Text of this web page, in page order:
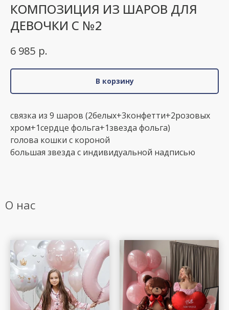
КОМПОЗИЦИЯ ИЗ ШАРОВ ДЛЯ
ДЕВОЧКИ С №2
6 985 р.
В корзину
связка из 9 шаров (2белых+3конфетти+2розовых
хром+1сердце фольга+1звезда фольга)
голова кошки с короной
большая звезда с индивидуальной надписью
О нас